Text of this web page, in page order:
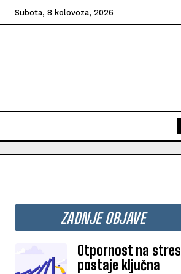
Subota, 8 kolovoza, 2026
ZADNJE OBJAVE
Otpornost na stres
postaje ključna